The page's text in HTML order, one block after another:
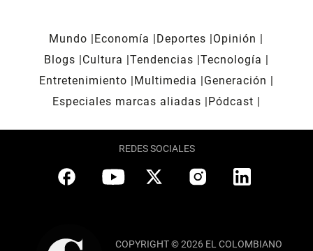
Mundo Economía Deportes
Opinión
Blogs
Cultura Tendencias Tecnología
Entretenimiento
Multimedia
Generación
Especiales marcas aliadas
Pódcast
REDES SOCIALES
COPYRIGHT © 2026 EL COLOMBIANO